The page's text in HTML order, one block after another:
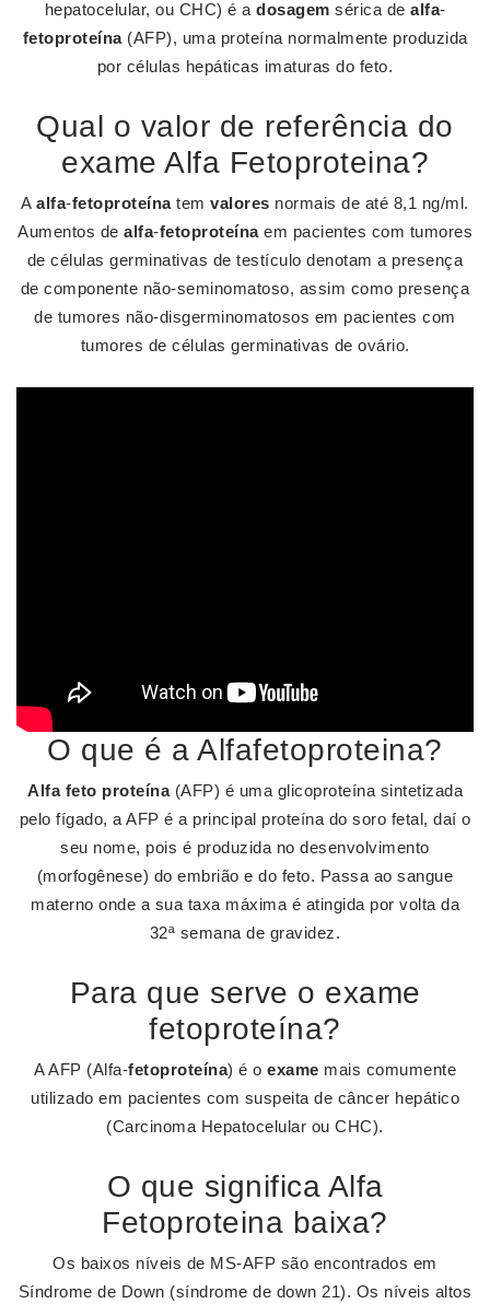
hepatocelular, ou CHC) é a dosagem sérica de alfa-
fetoproteína(AFP), uma proteína normalmente produzida
por células hepáticas imaturas do feto.
Qual o valor de referência do
exame Alfa Fetoproteina?
Aalfa-fetoproteínatemvalores normais de até 8,1 ng/ml.
Aumentos de alfa-fetoproteínaem pacientes com tumores
de células germinativas de testículo denotam a presença
de componente não-seminomatoso, assim como presença
de tumores não-disgerminomatosos em pacientes com
tumores de células germinativas de ovário.
O que é a Alfafetoproteina?
Alfa feto proteína(AFP) é uma glicoproteína sintetizada
pelo fígado, a AFP é a principal proteína do soro fetal, daí o
seu nome, pois é produzida no desenvolvimento
(morfogênese) do embrião e do feto. Passa ao sangue
materno onde a sua taxa máxima é atingida por volta da
32ª semana de gravidez.
Para que serve o exame
fetoproteína?
A AFP (Alfa-fetoproteína) é o exame mais comumente
utilizado em pacientes com suspeita de câncer hepático
(Carcinoma Hepatocelular ou CHC).
O que significa Alfa
Fetoproteina baixa?
Os baixos níveis de MS-AFP são encontrados em
Síndrome de Down (síndrome de down 21). Os níveis altos